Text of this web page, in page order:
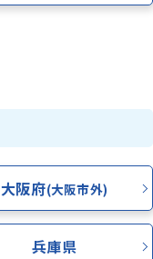
大阪府(大阪市外)
兵庫県